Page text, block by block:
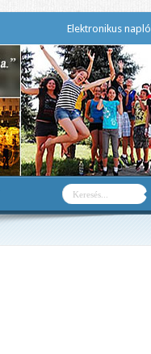
Elektronikus napló